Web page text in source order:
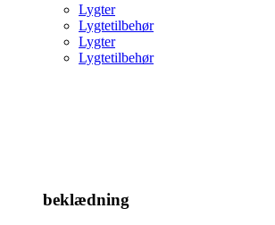
Lygter
Lygtetilbehør
Lygter
Lygtetilbehør
beklædning